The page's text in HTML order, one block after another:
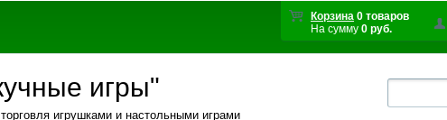
Корзина 0 товаров
На сумму 0 руб.
игры"
игрушками и настольными играми